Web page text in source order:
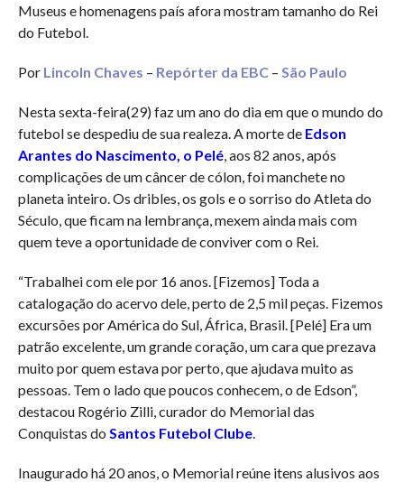
Museus e homenagens país afora mostram tamanho do Rei
do Futebol.
Por Lincoln Chaves – Repórter da EBC– São Paulo
Nesta sexta-feira(29) faz um ano do dia em que o mundo do
futebol se despediu de sua realeza. A morte de Edson
Arantes do Nascimento, o Pelé, aos 82 anos, após
complicações de um câncer de cólon, foi manchete no
planeta inteiro. Os dribles, os gols e o sorriso do Atleta do
Século, que ficam na lembrança, mexem ainda mais com
quem teve a oportunidade de conviver com o Rei.
“Trabalhei com ele por 16 anos. [Fizemos] Toda a
catalogação do acervo dele, perto de 2,5 mil peças. Fizemos
excursões por América do Sul, África, Brasil. [Pelé] Era um
patrão excelente, um grande coração, um cara que prezava
muito por quem estava por perto, que ajudava muito as
pessoas. Tem o lado que poucos conhecem, o de Edson”,
destacou Rogério Zilli, curador do Memorial das
Conquistas do Santos Futebol Clube.
Inaugurado há 20 anos, o Memorial reúne itens alusivos aos